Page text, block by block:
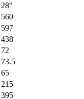
28"
560
597
438
72
73.5
65
215
395